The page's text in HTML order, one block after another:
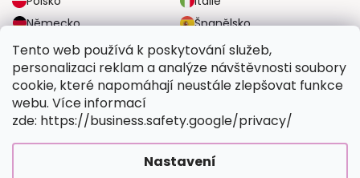
Tento web používá k poskytování služeb,
personalizaci reklam a analýze návštěvnosti soubory
cookie, které napomáhají neustále zlepšovat funkce
webu. Více informací
zde: https://business.safety.google/privacy/
Nastavení
Německo
Španělsko
Velká Británie
Rakousko
SPOLEHLIVÉ MOŽNOSTI DOPRAVY
BEZPEČNÉ MOŽNOSTI PLATBY